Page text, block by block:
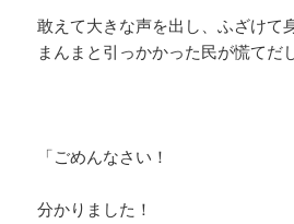
敢えて大きな声を出し、ふざけて
まんまと引っかかった民が慌てだ
「ごめんなさい！
分かりました！